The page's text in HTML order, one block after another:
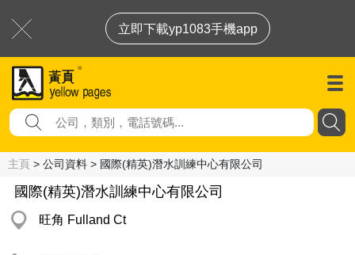
立即下載yp1083手機app
主頁 > 公司資料 > 國際(精英)潛水訓練中心有限公司
國際(精英)潛水訓練中心有限公司
旺角 Fulland Ct